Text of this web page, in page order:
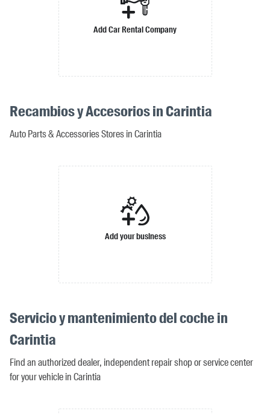
Add Car Rental Company
Recambios y Accesorios in Carintia
Auto Parts & Accessories Stores in Carintia
Add your business
Servicio y mantenimiento del coche in
Carintia
Find an authorized dealer, independent repair shop or service center
for your vehicle in Carintia